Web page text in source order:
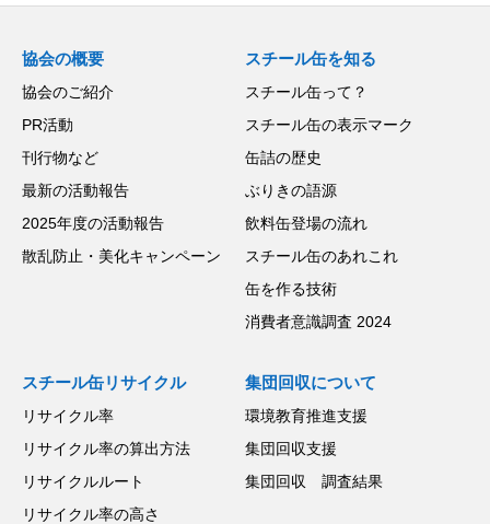
協会の概要
協会のご紹介
PR活動
刊行物など
最新の活動報告
2025年度の活動報告
散乱防止・美化キャンペーン
スチール缶を知る
スチール缶って？
スチール缶の表示マーク
缶詰の歴史
ぶりきの語源
飲料缶登場の流れ
スチール缶のあれこれ
缶を作る技術
消費者意識調査 2024
スチール缶リサイクル
リサイクル率
リサイクル率の算出方法
リサイクルルート
リサイクル率の高さ
集団回収について
環境教育推進支援
集団回収支援
集団回収 調査結果